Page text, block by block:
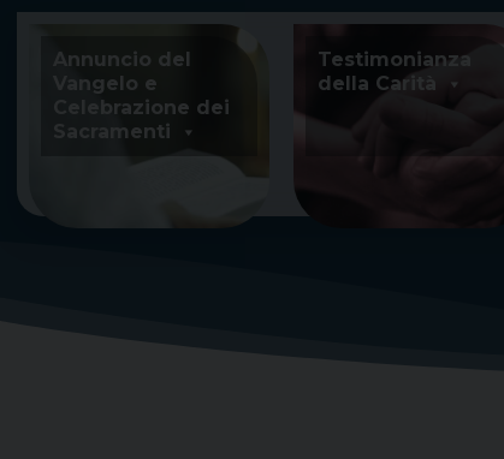
Skip
content
Annuncio del
Vangelo e
Celebrazione dei
Sacramenti
Testimonianza
della Carità